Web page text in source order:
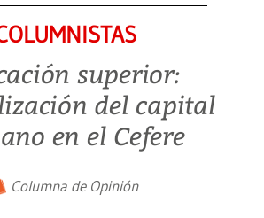
superior:
del capital
en el Cefere
Columna de Opinión